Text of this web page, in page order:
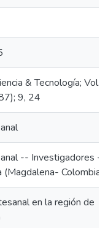
& Tecnología; Vol.
9, 24
-- Investigadores --
Colombia)
en la región de